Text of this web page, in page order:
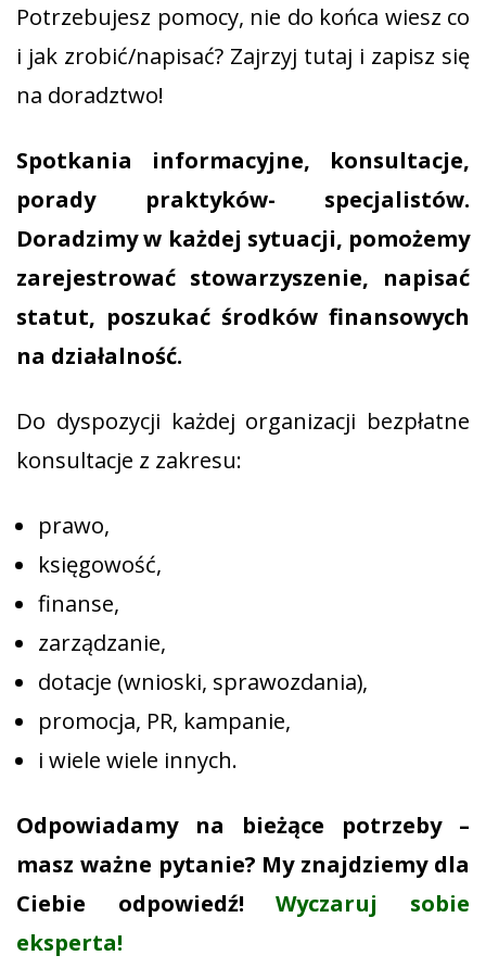
Potrzebujesz pomocy, nie do końca wiesz co
i jak zrobić/napisać? Zajrzyj tutaj i zapisz się
na doradztwo!
Spotkania informacyjne, konsultacje,
porady praktyków- specjalistów.
Doradzimy w każdej sytuacji, pomożemy
zarejestrować stowarzyszenie, napisać
statut, poszukać środków finansowych
na działalność.
Do dyspozycji każdej organizacji bezpłatne
konsultacje z zakresu:
prawo,
księgowość,
finanse,
zarządzanie,
dotacje (wnioski, sprawozdania),
promocja, PR, kampanie,
i wiele wiele innych.
Odpowiadamy na bieżące potrzeby –
masz ważne pytanie? My znajdziemy dla
Ciebie odpowiedź!Wyczaruj sobie
eksperta!